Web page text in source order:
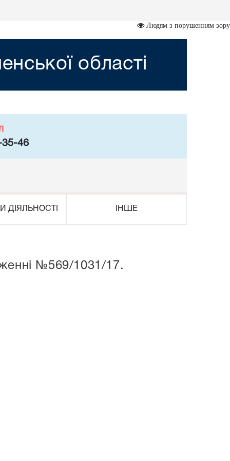
Людям з порушенням зору
області
35-46
ДІЯЛЬНОСТІ ІНШЕ
№569/1031/17.